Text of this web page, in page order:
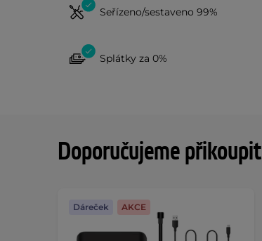
Seřízeno/sestaveno 99%
Splátky za 0%
Doporučujeme přikoupit
Dáreček AKCE